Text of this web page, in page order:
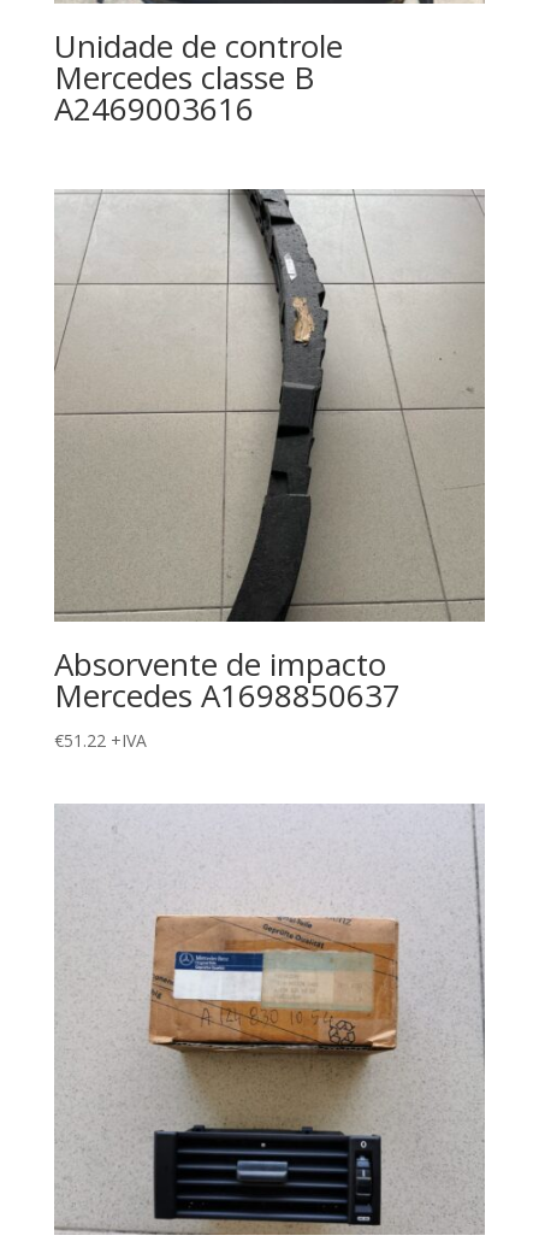
Unidade de controle
Mercedes classe B
A2469003616
Absorvente de impacto
Mercedes A1698850637
€51.22 +IVA